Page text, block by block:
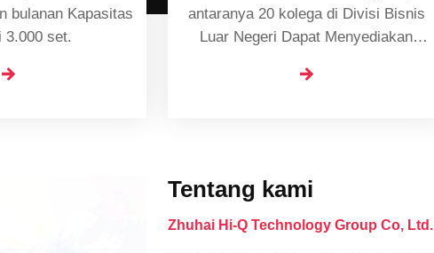
Kapasitas
3.000 set.
antaranya 20 kolega di Divisi Bisnis
Luar Negeri Dapat Menyediakan
dunia.
Tentang kami
Zhuhai Hi-Q Technology Group Co, Ltd.